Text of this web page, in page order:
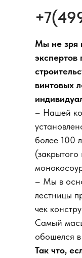
Мы не зря
экспертов
винтовых
– Нашей
более 100
(закрытого
– Мы в
лестницы
чек
Самый
обошелся
Так что,